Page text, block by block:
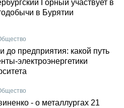
Горный участвует в
в Бурятии
до предприятия: какой путь
электроэнергетики
- о металлургах 21